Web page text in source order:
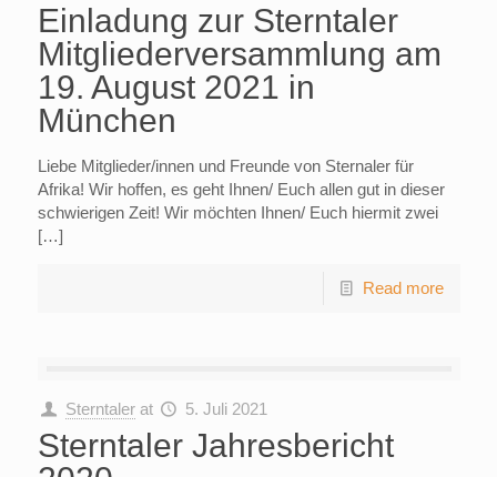
Einladung zur Sterntaler
Mitgliederversammlung am
19. August 2021 in
München
Liebe Mitglieder/innen und Freunde von Sternaler für
Afrika! Wir hoffen, es geht Ihnen/ Euch allen gut in dieser
schwierigen Zeit! Wir möchten Ihnen/ Euch hiermit zwei
[…]
Read more
Sterntaler at 5. Juli 2021
Sterntaler Jahresbericht